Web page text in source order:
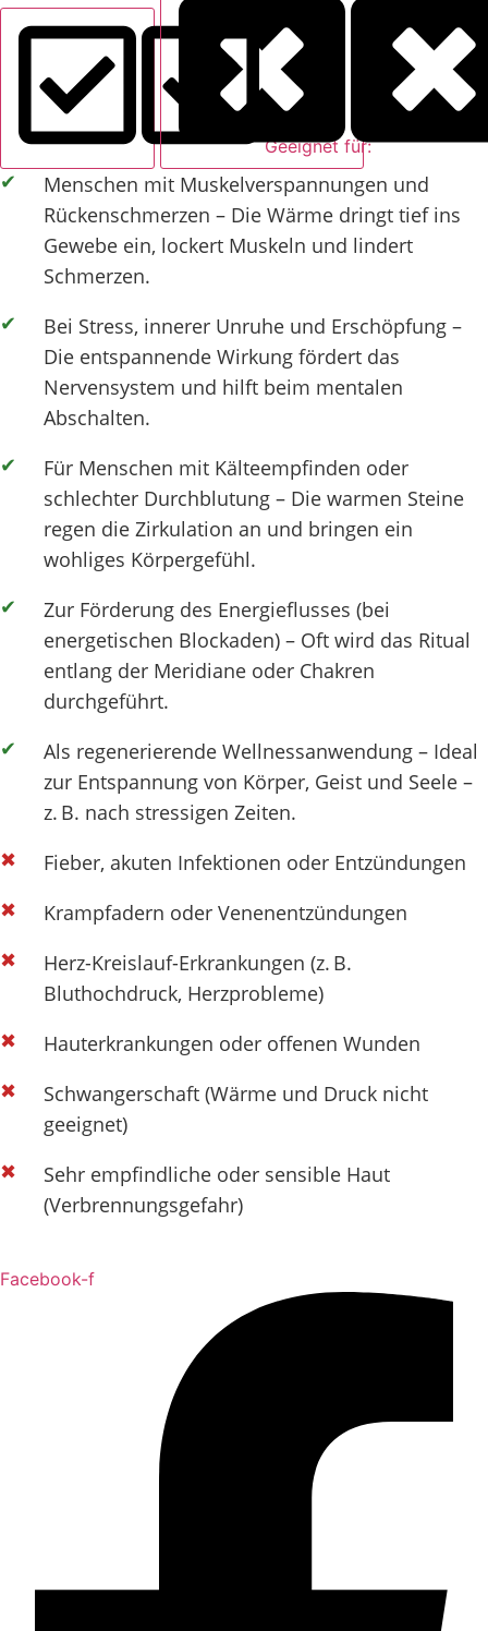
Geeignet für:
Menschen mit Muskelverspannungen und
Rückenschmerzen – Die Wärme dringt tief ins
Gewebe ein, lockert Muskeln und lindert
Schmerzen.
Bei Stress, innerer Unruhe und Erschöpfung –
Die entspannende Wirkung fördert das
Nervensystem und hilft beim mentalen
Abschalten.
Für Menschen mit Kälteempfinden oder
schlechter Durchblutung – Die warmen Steine
regen die Zirkulation an und bringen ein
wohliges Körpergefühl.
Zur Förderung des Energieflusses (bei
energetischen Blockaden) – Oft wird das Ritual
entlang der Meridiane oder Chakren
durchgeführt.
Als regenerierende Wellnessanwendung – Ideal
zur Entspannung von Körper, Geist und Seele –
z. B. nach stressigen Zeiten.
Fieber, akuten Infektionen oder Entzündungen
Krampfadern oder Venenentzündungen
Herz-Kreislauf-Erkrankungen (z. B.
Bluthochdruck, Herzprobleme)
Hauterkrankungen oder offenen Wunden
Schwangerschaft (Wärme und Druck nicht
geeignet)
Sehr empfindliche oder sensible Haut
(Verbrennungsgefahr)
Facebook-f